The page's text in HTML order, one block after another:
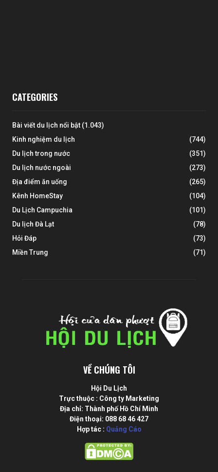
CATEGORIES
Bài viết du lịch nổi bật (1.043)
Kinh nghiệm du lịch
(744)
Du lịch trong nước
(351)
Du lịch nước ngoài
(273)
Địa điểm ăn uống
(265)
Kênh HomeStay
(104)
Du Lịch Campuchia
(101)
Du lịch Đà Lạt
(78)
Hỏi Đáp
(73)
Miền Trung
(71)
VỀ CHÚNG TÔI
Hội Du Lịch
Trực thuộc : Công ty Marketing
Địa chỉ: Thành phố Hồ Chí Minh
Điện thoại: 088 68 46 427
Hợp tác : Quảng Cáo